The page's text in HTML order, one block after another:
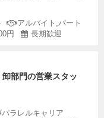
アルバイト,パート
円
長期歓迎
卸部門の営業スタッ
ラレルキャリア